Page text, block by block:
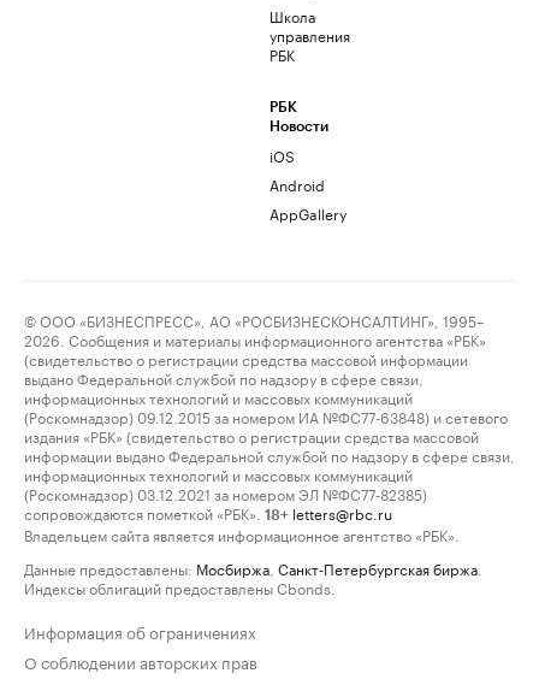
Школа
управления
РБК
РБК
Новости
iOS
Android
AppGallery
© ООО «БИЗНЕСПРЕСС», АО «РОСБИЗНЕСКОНСАЛТИНГ», 1995–
2026. Сообщения и материалы информационного агентства «РБК»
(свидетельство о регистрации средства массовой информации
выдано Федеральной службой по надзору в сфере связи,
информационных технологий и массовых коммуникаций
(Роскомнадзор) 09.12.2015 за номером ИА №ФС77-63848) и сетевого
издания «РБК» (свидетельство о регистрации средства массовой
информации выдано Федеральной службой по надзору в сфере связи,
информационных технологий и массовых коммуникаций
(Роскомнадзор) 03.12.2021 за номером ЭЛ №ФС77-82385)
сопровождаются пометкой «РБК».
18+ letters@rbc.ru
Владельцем сайта является информационное агентство «РБК».
Данные предоставлены: Мосбиржа Санкт-Петербургская биржа
Индексы облигаций предоставлены Cbonds.
Информация об ограничениях
О соблюдении авторских прав